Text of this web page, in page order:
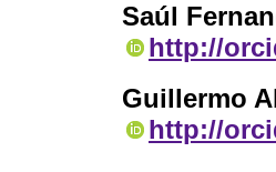
Saúl
http://
Guillermo
http://